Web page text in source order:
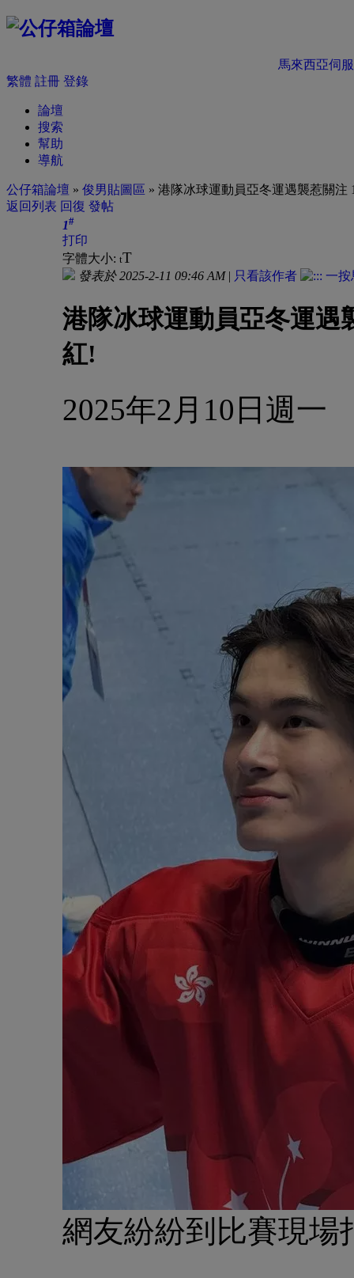
馬來西亞伺
繁體 註冊 登錄
論壇
搜索
幫助
導航
公仔箱論壇 » 俊男貼圖區 » 港隊冰球運動員亞冬運遇襲惹關
返回列表 回復 發帖
1#
打印
字體大小: tT
發表於 2025-2-11 09:46 AM| 只看該作者
港隊冰球運動員亞冬運遇
紅!
2025年2月10日週一
網友紛紛到比賽現場